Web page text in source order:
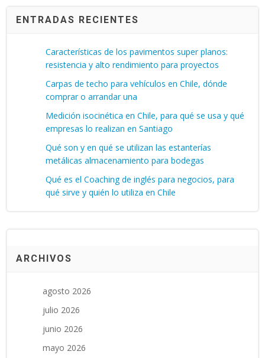
ENTRADAS RECIENTES
Características de los pavimentos super planos:
resistencia y alto rendimiento para proyectos
Carpas de techo para vehículos en Chile, dónde
comprar o arrandar una
Medición isocinética en Chile, para qué se usa y qué
empresas lo realizan en Santiago
Qué son y en qué se utilizan las estanterías
metálicas almacenamiento para bodegas
Qué es el Coaching de inglés para negocios, para
qué sirve y quién lo utiliza en Chile
ARCHIVOS
agosto 2026
julio 2026
junio 2026
mayo 2026